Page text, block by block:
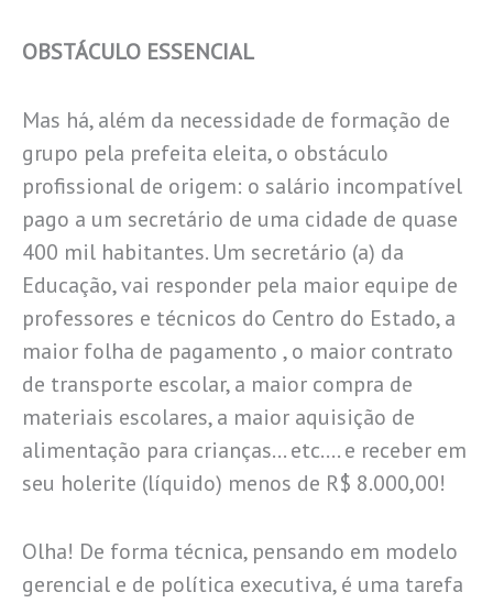
OBSTÁCULO ESSENCIAL
Mas há, além da necessidade de formação de
grupo pela prefeita eleita, o obstáculo
profissional de origem: o salário incompatível
pago a um secretário de uma cidade de quase
400 mil habitantes. Um secretário (a) da
Educação, vai responder pela maior equipe de
professores e técnicos do Centro do Estado, a
maior folha de pagamento , o maior contrato
de transporte escolar, a maior compra de
materiais escolares, a maior aquisição de
alimentação para crianças… etc…. e receber em
seu holerite (líquido) menos de R$ 8.000,00!
Olha! De forma técnica, pensando em modelo
gerencial e de política executiva, é uma tarefa